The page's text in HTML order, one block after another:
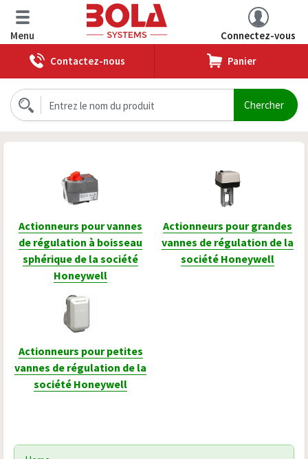
Menu
Connectez-vous
Contactez-nous
Panier
Actionneurs pour vannes
de régulation à boisseau
sphérique de la société
Honeywell
Actionneurs pour grandes
vannes de régulation de la
société Honeywell
Actionneurs pour petites
vannes de régulation de la
société Honeywell